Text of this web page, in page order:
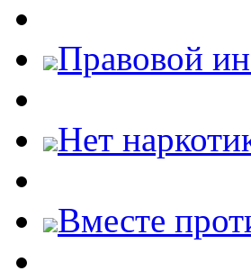
Правовой
Нет
Вместе